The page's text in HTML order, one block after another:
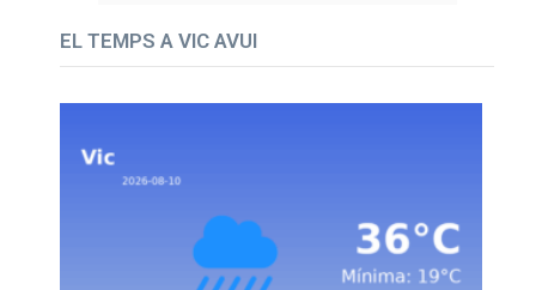
EL TEMPS A VIC AVUI